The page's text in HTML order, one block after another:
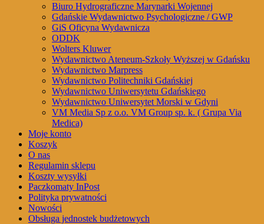
Biuro Hydrograficzne Marynarki Wojennej
Gdańskie Wydawnictwo Psychologiczne / GWP
GiS Oficyna Wydawnicza
ODDK
Wolters Kluwer
Wydawnictwo Ateneum-Szkoły Wyższej w Gdańsku
Wydawnictwo Marpress
Wydawnictwo Politechniki Gdańskiej
Wydawnictwo Uniwersytetu Gdańskiego
Wydawnictwo Uniwersytet Morski w Gdyni
VM Media Sp z o.o. VM Group sp. k. ( Grupa Via
Medica)
Moje konto
Koszyk
O nas
Regulamin sklepu
Koszty wysyłki
Paczkomaty InPost
Polityka prywatności
Nowości
Obsługa jednostek budżetowych